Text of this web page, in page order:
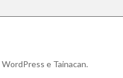
WordPress e Tainacan.